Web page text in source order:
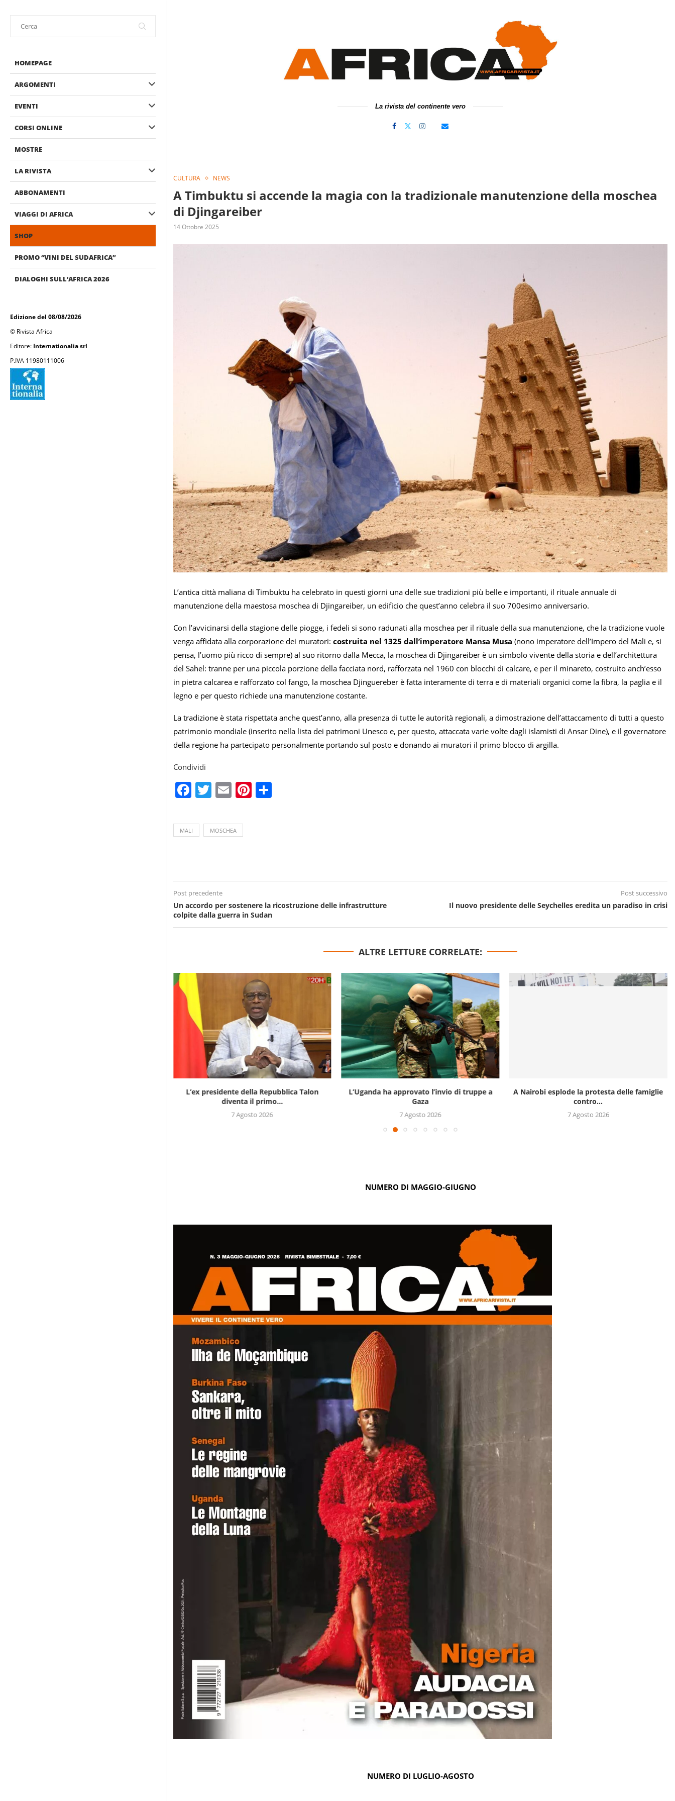
HOMEPAGE
ARGOMENTI
EVENTI
CORSI ONLINE
MOSTRE
LA RIVISTA
ABBONAMENTI
VIAGGI DI AFRICA
SHOP
PROMO “VINI DEL SUDAFRICA”
DIALOGHI SULL’AFRICA 2026
Edizione del 08/08/2026
© Rivista Africa
Editore: Internationalia srl
P.IVA 11980111006
La rivista del continente vero
CULTURA NEWS
A Timbuktu si accende la magia con la tradizionale manutenzione della moschea
di Djingareiber
14 Ottobre 2025
L’antica città maliana di Timbuktu ha celebrato in questi giorni una delle sue tradizioni più belle e importanti, il rituale annuale di
manutenzione della maestosa moschea di Djingareiber, un edificio che quest’anno celebra il suo 700esimo anniversario.
Con l’avvicinarsi della stagione delle piogge, i fedeli si sono radunati alla moschea per il rituale della sua manutenzione, che la tradizione vuole
venga affidata alla corporazione dei muratori: costruita nel 1325 dall’imperatore Mansa Musa (nono imperatore dell’Impero del Mali e, si
pensa, l’uomo più ricco di sempre) al suo ritorno dalla Mecca, la moschea di Djingareiber è un simbolo vivente della storia e dell’architettura
del Sahel: tranne per una piccola porzione della facciata nord, rafforzata nel 1960 con blocchi di calcare, e per il minareto, costruito anch’esso
in pietra calcarea e rafforzato col fango, la moschea Djinguereber è fatta interamente di terra e di materiali organici come la fibra, la paglia e il
legno e per questo richiede una manutenzione costante.
La tradizione è stata rispettata anche quest’anno, alla presenza di tutte le autorità regionali, a dimostrazione dell’attaccamento di tutti a questo
patrimonio mondiale (inserito nella lista dei patrimoni Unesco e, per questo, attaccata varie volte dagli islamisti di Ansar Dine), e il governatore
della regione ha partecipato personalmente portando sul posto e donando ai muratori il primo blocco di argilla.
Condividi
Facebook
Twitter
EmailPinterest
MALI MOSCHEA
Post precedente
Un accordo per sostenere la ricostruzione delle infrastrutture
colpite dalla guerra in Sudan
Post successivo
Il nuovo presidente delle Seychelles eredita un paradiso in crisi
ALTRE LETTURE CORRELATE:
L’ex presidente della Repubblica Talon
diventa il primo...
7 Agosto 2026
L’Uganda ha approvato l’invio di truppe a
Gaza
7 Agosto 2026
A Nairobi esplode la protesta delle famiglie
contro...
7 Agosto 2026
NUMERO DI MAGGIO-GIUGNO
NUMERO DI LUGLIO-AGOSTO